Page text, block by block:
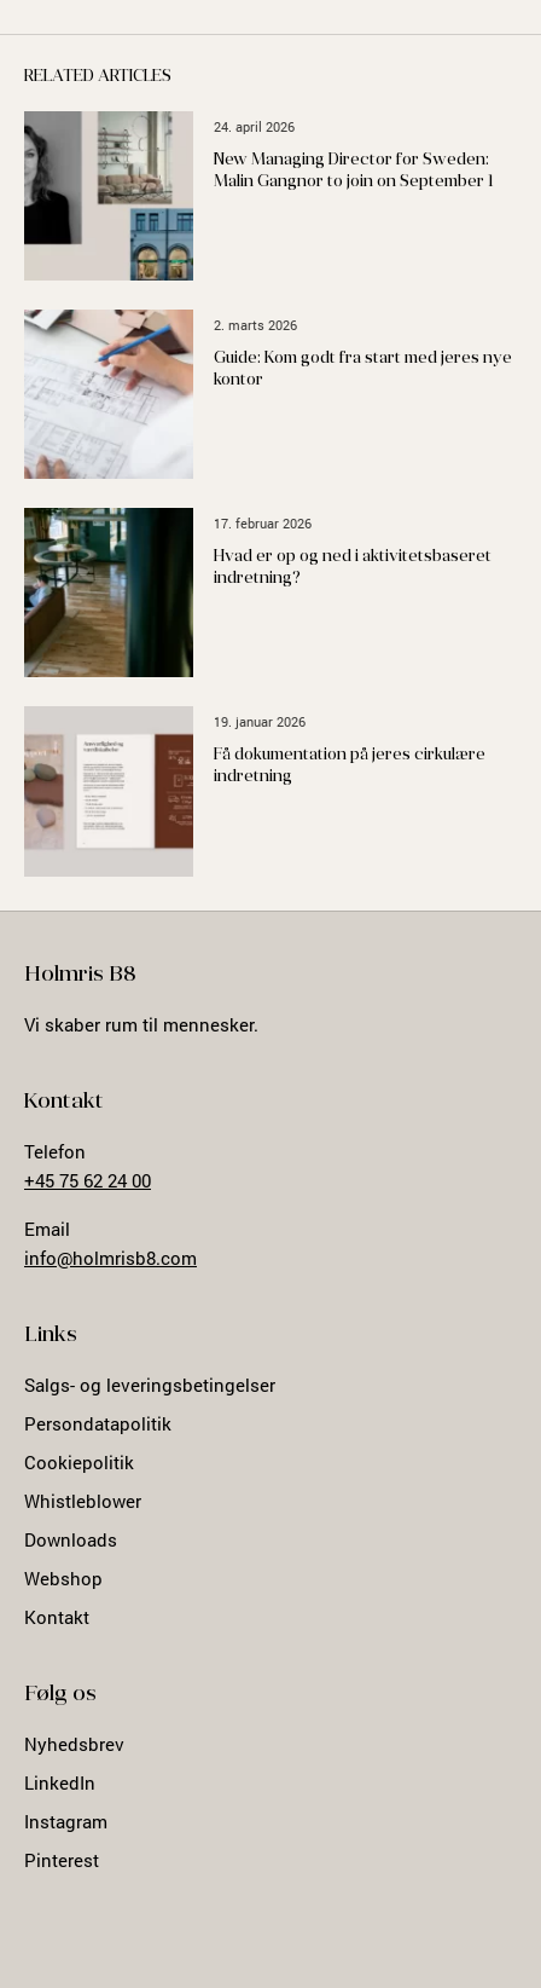
RELATED ARTICLES
24. april 2026
New Managing Director for Sweden:
Malin Gangnor to join on September 1
2. marts 2026
Guide: Kom godt fra start med jeres nye
kontor
17. februar 2026
Hvad er op og ned i aktivitetsbaseret
indretning?
19. januar 2026
Få dokumentation på jeres cirkulære
indretning
Holmris B8
Vi skaber rum til mennesker.
Kontakt
Telefon
+45 75 62 24 00
Email
info@holmrisb8.com
Links
Salgs- og leveringsbetingelser
Persondatapolitik
Cookiepolitik
Whistleblower
Downloads
Webshop
Kontakt
Følg os
Nyhedsbrev
LinkedIn
Instagram
Pinterest